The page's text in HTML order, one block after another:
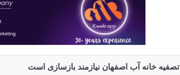
تصفیه خانه آب اصفهان نیازمند بازسازی است